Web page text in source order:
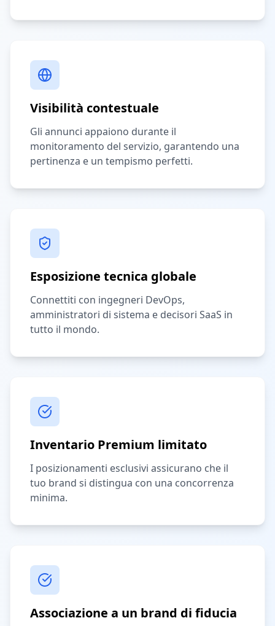
Visibilità contestuale
Gli annunci appaiono durante il
monitoramento del servizio, garantendo una
pertinenza e un tempismo perfetti.
Esposizione tecnica globale
Connettiti con ingegneri DevOps,
amministratori di sistema e decisori SaaS in
tutto il mondo.
Inventario Premium limitato
I posizionamenti esclusivi assicurano che il
tuo brand si distingua con una concorrenza
minima.
Associazione a un brand di fiducia